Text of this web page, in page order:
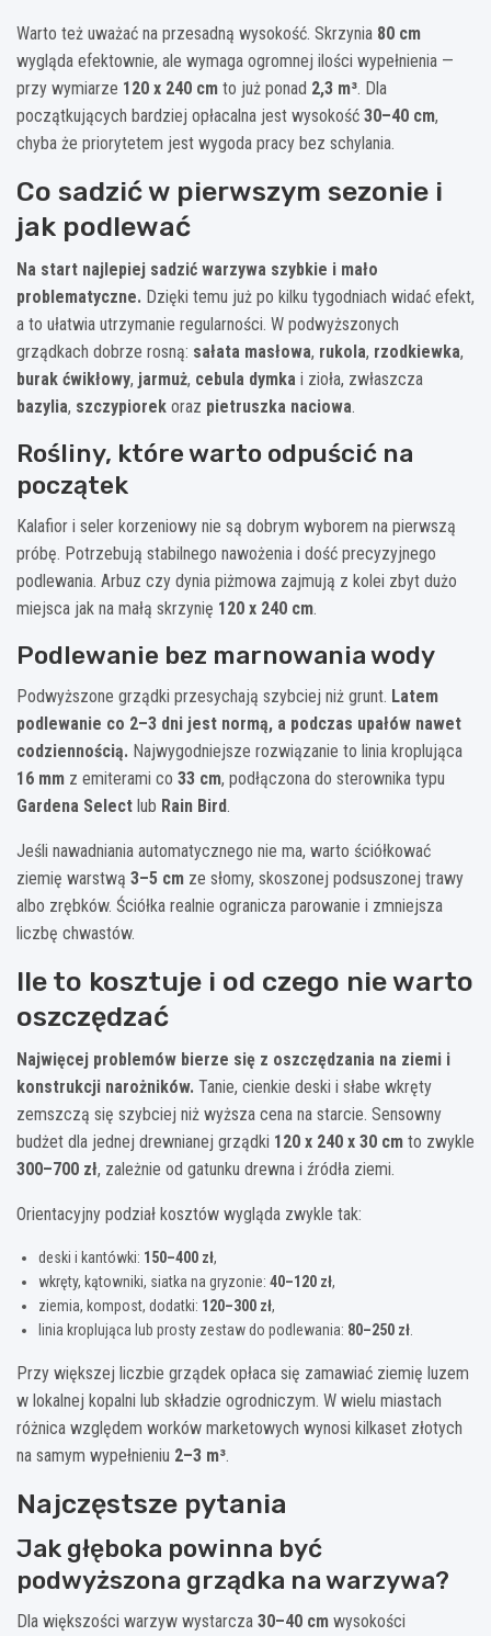
Warto też uważać na przesadną wysokość. Skrzynia 80 cm
wygląda efektownie, ale wymaga ogromnej ilości wypełnienia —
przy wymiarze 120 x 240 cm to już ponad 2,3 m³. Dla
początkujących bardziej opłacalna jest wysokość 30–40 cm,
chyba że priorytetem jest wygoda pracy bez schylania.
Co sadzić w pierwszym sezonie i
jak podlewać
Na start najlepiej sadzić warzywa szybkie i mało
problematyczne. Dzięki temu już po kilku tygodniach widać efekt,
a to ułatwia utrzymanie regularności. W podwyższonych
grządkach dobrze rosną: sałata masłowa, rukola, rzodkiewka,
burak ćwikłowy, jarmuż, cebula dymka i zioła, zwłaszcza
bazylia, szczypiorek oraz pietruszka naciowa.
Rośliny, które warto odpuścić na
początek
Kalafior i seler korzeniowy nie są dobrym wyborem na pierwszą
próbę. Potrzebują stabilnego nawożenia i dość precyzyjnego
podlewania. Arbuz czy dynia piżmowa zajmują z kolei zbyt dużo
miejsca jak na małą skrzynię 120 x 240 cm.
Podlewanie bez marnowania wody
Podwyższone grządki przesychają szybciej niż grunt. Latem
podlewanie co 2–3 dni jest normą, a podczas upałów nawet
codziennością. Najwygodniejsze rozwiązanie to linia kroplująca
16 mm z emiterami co 33 cm, podłączona do sterownika typu
Gardena Select lub Rain Bird.
Jeśli nawadniania automatycznego nie ma, warto ściółkować
ziemię warstwą 3–5 cm ze słomy, skoszonej podsuszonej trawy
albo zrębków. Ściółka realnie ogranicza parowanie i zmniejsza
liczbę chwastów.
Ile to kosztuje i od czego nie warto
oszczędzać
Najwięcej problemów bierze się z oszczędzania na ziemi i
konstrukcji narożników. Tanie, cienkie deski i słabe wkręty
zemszczą się szybciej niż wyższa cena na starcie. Sensowny
budżet dla jednej drewnianej grządki 120 x 240 x 30 cm to zwykle
300–700 zł, zależnie od gatunku drewna i źródła ziemi.
Orientacyjny podział kosztów wygląda zwykle tak:
deski i kantówki: 150–400 zł,
wkręty, kątowniki, siatka na gryzonie: 40–120 zł,
ziemia, kompost, dodatki: 120–300 zł,
linia kroplująca lub prosty zestaw do podlewania: 80–250 zł
Przy większej liczbie grządek opłaca się zamawiać ziemię luzem
w lokalnej kopalni lub składzie ogrodniczym. W wielu miastach
różnica względem worków marketowych wynosi kilkaset złotych
na samym wypełnieniu 2–3 m³.
Najczęstsze pytania
Jak głęboka powinna być
podwyższona grządka na warzywa?
Dla większości warzyw wystarcza 30–40 cm wysokości